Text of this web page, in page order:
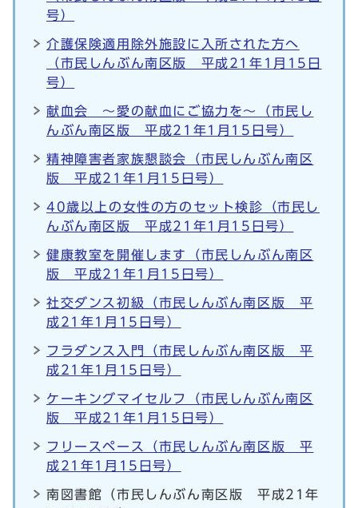
号）
介護保険適用除外施設に入所された方へ
（市民しんぶん南区版 平成21年1月15日
号）
献血会 ～愛の献血にご協力を～（市民し
んぶん南区版 平成21年1月15日号）
精神障害者家族懇談会（市民しんぶん南区
版 平成21年1月15日号）
40歳以上の女性の方のセット検診（市民し
んぶん南区版 平成21年1月15日号）
健康教室を開催します（市民しんぶん南区
版 平成21年1月15日号）
社交ダンス初級（市民しんぶん南区版 平
成21年1月15日号）
フラダンス入門（市民しんぶん南区版 平
成21年1月15日号）
ケーキングマイセルフ（市民しんぶん南区
版 平成21年1月15日号）
フリースペース（市民しんぶん南区版 平
成21年1月15日号）
南図書館（市民しんぶん南区版 平成21年